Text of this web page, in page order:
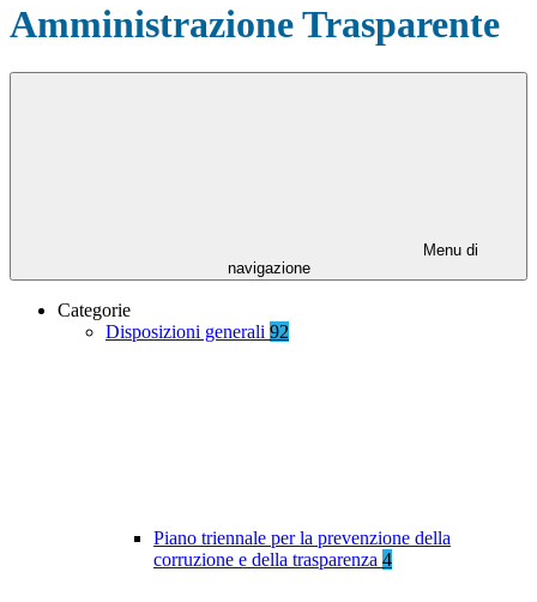
Amministrazione Trasparente
Menu di
navigazione
Categorie
Disposizioni generali 92
Piano triennale per la prevenzione della
corruzione e della trasparenza 4